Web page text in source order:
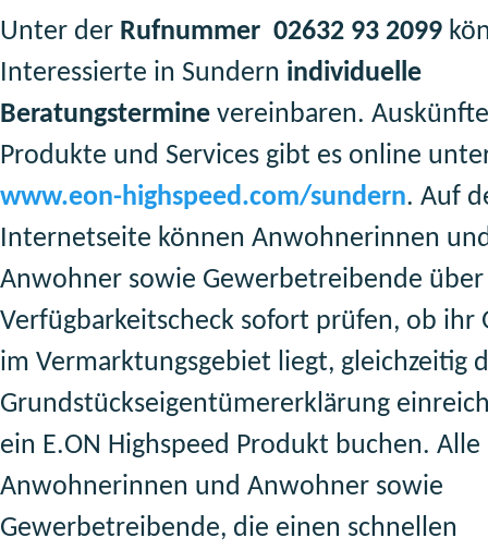
Unter der Rufnummer 02632 93 2099
Interessierte in Sundern individuelle
Beratungstermine vereinbaren.
Produkte und Services gibt es online
www.eon-highspeed.com/sundern. Auf
Internetseite können Anwohnerinnen
Anwohner sowie Gewerbetreibende
Verfügbarkeitscheck sofort prüfen, ob ihr
im Vermarktungsgebiet liegt, gleichzeitig
Grundstückseigentümererklärung
ein E.ON Highspeed Produkt buchen. Alle
Anwohnerinnen und Anwohner sowie
Gewerbetreibende, die einen schnellen